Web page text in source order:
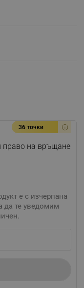
36 точки
право на връщане
е с изчерпана
да те уведомим